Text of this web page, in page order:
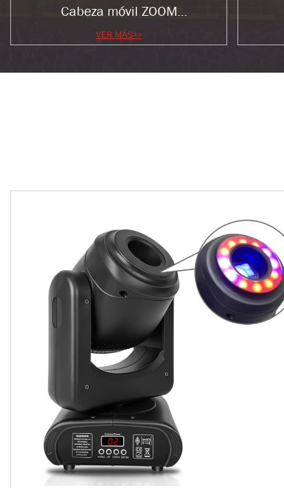
Cabeza móvil ZOOM
Iluminación de escenario
VER MÁS>>